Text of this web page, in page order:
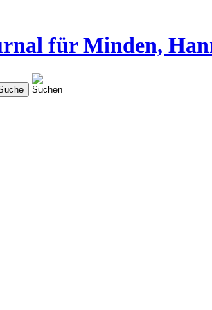
für Minden,